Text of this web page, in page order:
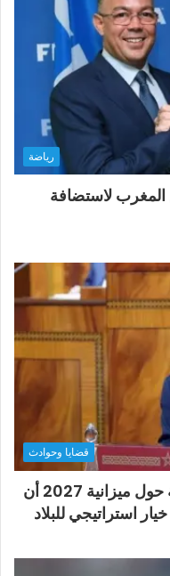
رياضة
المغرب لاستضافة
قضايا وحوادث
أخنوش يؤكد في المذكرة التوجيهية حول ميزانية 2027 أن
استراتيجي للبلاد